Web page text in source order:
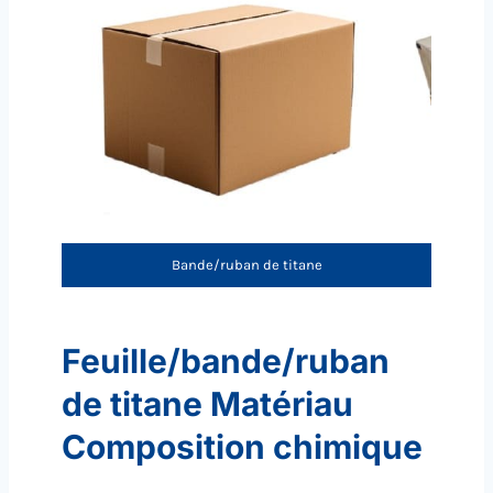
Bande/ruban de titane
Feuille/bande/ruban
de titane Matériau
Composition chimique